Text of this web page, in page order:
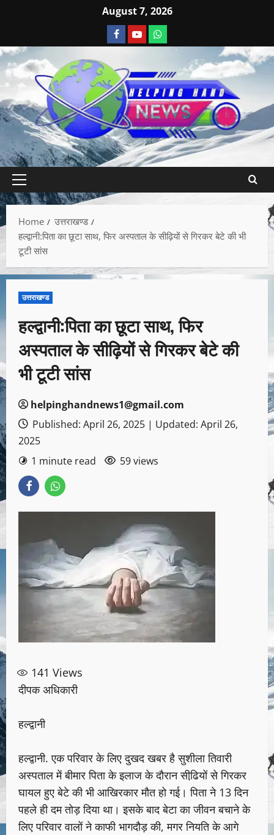
August 7, 2026
Home
उत्तराखण्ड
हल्द्वानी:पिता का छूटा साथ, फिर अस्पताल के सीढ़ियों से गिरकर बेटे की भी
टूटी सांस
उत्तराखण्ड
हल्द्वानी:पिता का छूटा साथ, फिर
अस्पताल के सीढ़ियों से गिरकर बेटे की
भी टूटी सांस
helpinghandnews1@gmail.com
Published: April 26, 2025 | Updated: April 26,
2025
1 minute read
59 views
141 Views
दीपक अधिकारी
हल्द्वानी
हल्द्वानी. एक परिवार के लिए दुखद खबर है सुशीला तिवारी
अस्पताल में बीमार पिता के इलाज के दौरान सीढि़यों से गिरकर
घायल हुए बेटे की भी आखिरकार मौत हो गई। पिता ने 13 दिन
पहले ही दम तोड़ दिया था। इसके बाद बेटा का जीवन बचाने के
लिए परिवार वालों ने काफी भागदौड़ की, मगर नियति के आगे